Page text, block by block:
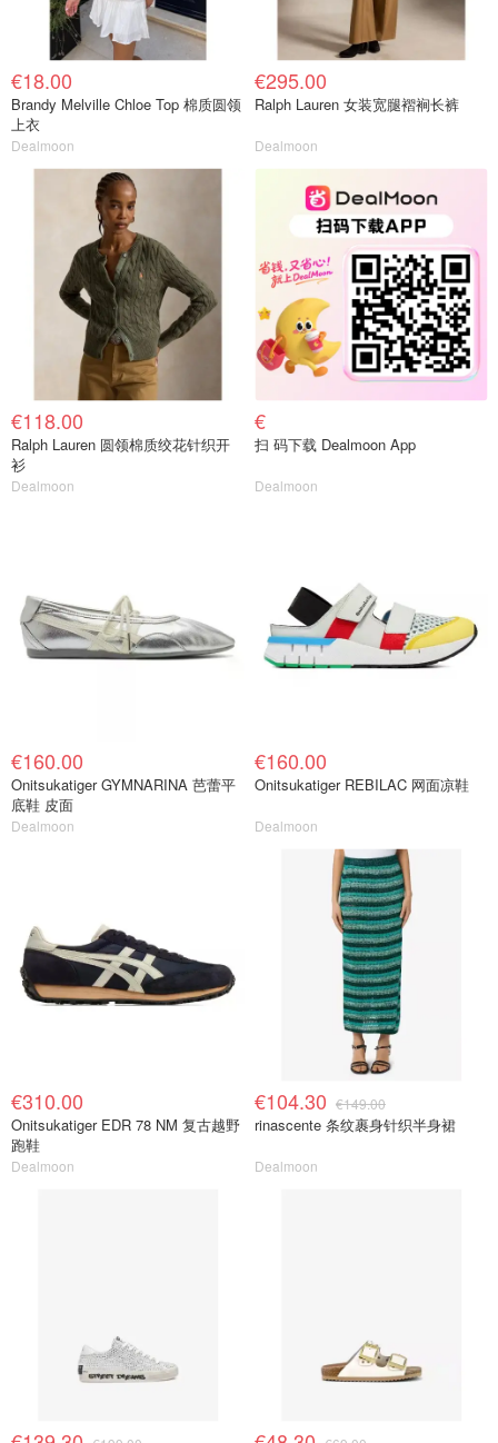
€18.00
Brandy Melville Chloe Top 棉质圆领
上衣
Dealmoon
€295.00
Ralph Lauren 女装宽腿褶裥长裤
Dealmoon
€118.00
Ralph Lauren 圆领棉质绞花针织开
衫
Dealmoon
€
扫 码下载 Dealmoon App
Dealmoon
€160.00
Onitsukatiger GYMNARINA 芭蕾平
底鞋 皮面
Dealmoon
€160.00
Onitsukatiger REBILAC 网面凉鞋
Dealmoon
€310.00
Onitsukatiger EDR 78 NM 复古越野
跑鞋
Dealmoon
€104.30 €149.00
rinascente 条纹裹身针织半身裙
Dealmoon